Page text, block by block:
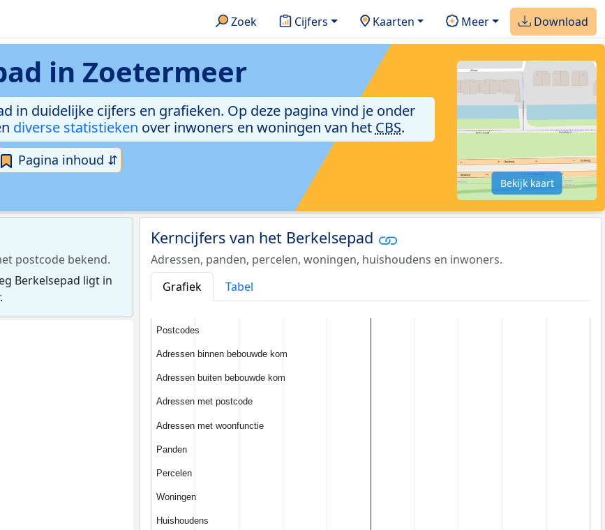
Zoek Cijfers Kaarten Meer Download
in Zoetermeer
in duidelijke cijfers en grafieken. Op deze pagina vind je onder
diverse statistieken over inwoners en woningen van het CBS.
Pagina inhoud ⇵
Bekijk kaart
postcode bekend.
Berkelsepad ligt in
.
Kerncijfers van het Berkelsepad
Adressen, panden, percelen, woningen, huishoudens en inwoners.
Grafiek
Tabel
Postcodes
Postcodes
Adressen binnen bebouwde kom
Adressen binnen bebouwde kom
Adressen buiten bebouwde kom
Adressen buiten bebouwde kom
Adressen met postcode
Adressen met postcode
Adressen met woonfunctie
Adressen met woonfunctie
Panden
Panden
Percelen
Percelen
Woningen
Woningen
Huishoudens
Huishoudens